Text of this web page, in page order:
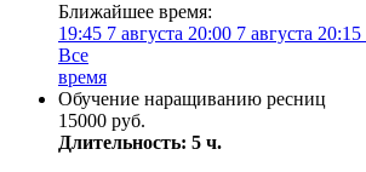
Ближайшее время:
19:45 7 августа 20:00 7 августа 20:15
Все
время
Обучение наращиванию ресниц
15000 руб.
Длительность: 5 ч.